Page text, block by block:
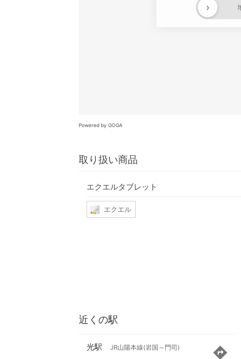
›
Powered by GOGA
取り扱い商品
エクエルタブレット
エクエル
近くの駅
光駅 JR山陽本線(岩国～門司)